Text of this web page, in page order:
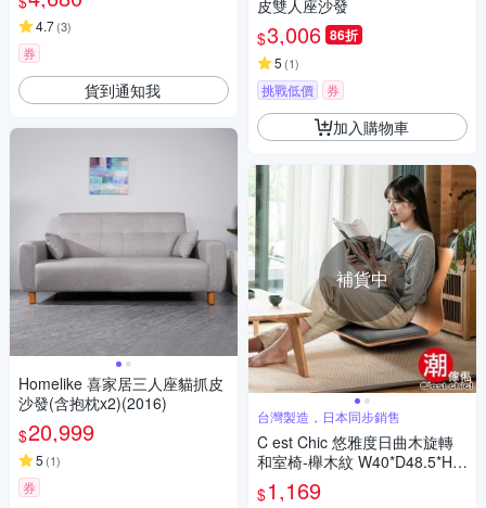
4.7(3)
券
貨到通知我
Homelike 喜家居三人座貓抓皮
沙發(含抱枕x2)(2016)
$20,999
5 (1)
券
皮雙人座沙發
$3,006 86折
5 (1)
挑戰低價 券
加入購物車
補貨中
台灣製造，日本同步銷售
C est Chic 悠雅度日曲木旋轉
和室椅-櫸木紋 W40*D48.5*H4
7 cm
$1,169